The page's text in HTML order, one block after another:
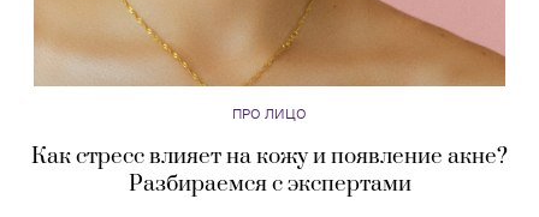
ПРО ЛИЦО
Как стресс влияет на кожу и появление акне?
Разбираемся с экспертами